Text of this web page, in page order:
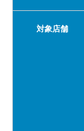
対象店舗